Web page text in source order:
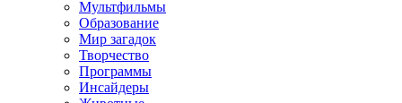
Мультфильмы
Образование
Мир загадок
Творчество
Программы
Инсайдеры